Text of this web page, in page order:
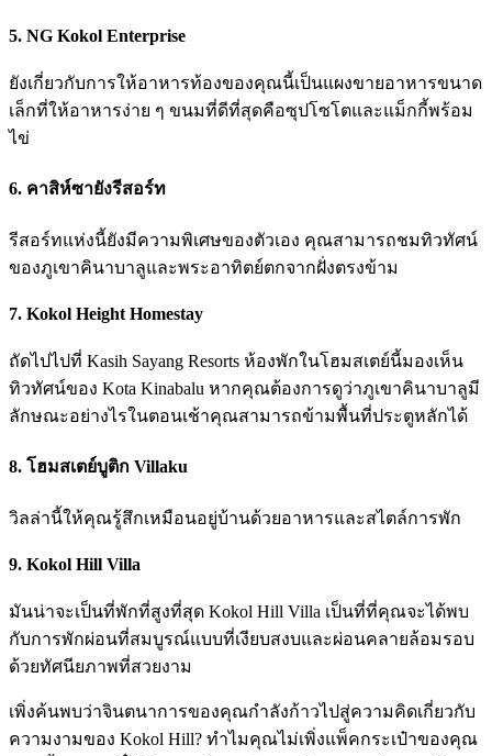
5. NG Kokol Enterprise
ยังเกี่ยวกับการให้อาหารท้องของคุณนี้เป็นแผงขายอาหารขนาด
เล็กที่ให้อาหารง่าย ๆ ขนมที่ดีที่สุดคือซุปโซโตและแม็กกี้พร้อม
ไข่
6. คาสิห์ซายังรีสอร์ท
รีสอร์ทแห่งนี้ยังมีความพิเศษของตัวเอง คุณสามารถชมทิวทัศน์
ของภูเขาคินาบาลูและพระอาทิตย์ตกจากฝั่งตรงข้าม
7. Kokol Height Homestay
ถัดไปไปที่ Kasih Sayang Resorts ห้องพักในโฮมสเตย์นี้มองเห็น
ทิวทัศน์ของ Kota Kinabalu หากคุณต้องการดูว่าภูเขาคินาบาลูมี
ลักษณะอย่างไรในตอนเช้าคุณสามารถข้ามพื้นที่ประตูหลักได้
8. โฮมสเตย์บูติก Villaku
วิลล่านี้ให้คุณรู้สึกเหมือนอยู่บ้านด้วยอาหารและสไตล์การพัก
9. Kokol Hill Villa
มันน่าจะเป็นที่พักที่สูงที่สุด Kokol Hill Villa เป็นที่ที่คุณจะได้พบ
กับการพักผ่อนที่สมบูรณ์แบบที่เงียบสงบและผ่อนคลายล้อมรอบ
ด้วยทัศนียภาพที่สวยงาม
เพิ่งค้นพบว่าจินตนาการของคุณกำลังก้าวไปสู่ความคิดเกี่ยวกับ
ความงามของ Kokol Hill? ทำไมคุณไม่เพิ่งแพ็คกระเป๋าของคุณ